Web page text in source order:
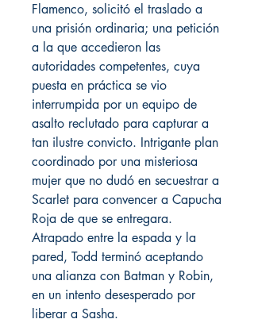
Flamenco, solicitó el traslado a
una prisión ordinaria; una petición
a la que accedieron las
autoridades competentes, cuya
puesta en práctica se vio
interrumpida por un equipo de
asalto reclutado para capturar a
tan ilustre convicto. Intrigante plan
coordinado por una misteriosa
mujer que no dudó en secuestrar a
Scarlet para convencer a Capucha
Roja de que se entregara.
Atrapado entre la espada y la
pared, Todd terminó aceptando
una alianza con Batman y Robin,
en un intento desesperado por
liberar a Sasha.